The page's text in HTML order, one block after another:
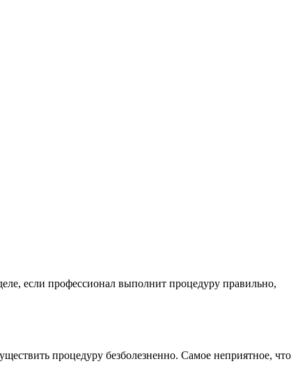
если профессионал выполнит процедуру правильно,
процедуру безболезненно. Самое неприятное, что